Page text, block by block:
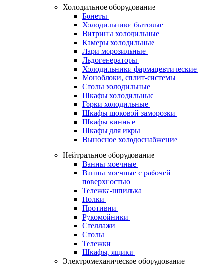
Холодильное оборудование
Бонеты
Холодильники бытовые
Витрины холодильные
Камеры холодильные
Лари морозильные
Льдогенераторы
Холодильники фармацевтические
Моноблоки, сплит-системы
Столы холодильные
Шкафы холодильные
Горки холодильные
Шкафы шоковой заморозки
Шкафы винные
Шкафы для икры
Выносное холодоснабжение
Нейтральное оборудование
Ванны моечные
Ванны моечные с рабочей
поверхностью
Тележка-шпилька
Полки
Противни
Рукомойники
Стеллажи
Столы
Тележки
Шкафы, ящики
Электромеханическое оборудование